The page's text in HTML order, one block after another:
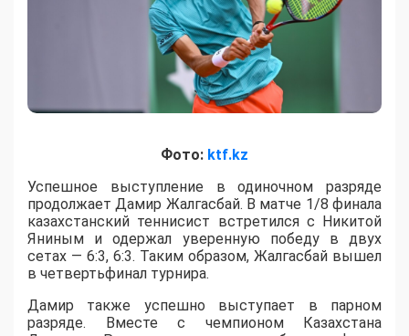
Фото: ktf.kz
Успешное выступление в одиночном разряде
продолжает Дамир Жалгасбай. В матче 1/8 финала
казахстанский теннисист встретился с Никитой
Яниным и одержал уверенную победу в двух
сетах — 6:3, 6:3. Таким образом, Жалгасбай вышел
в четвертьфинал турнира.
Дамир также успешно выступает в парном
разряде. Вместе с чемпионом Казахстана